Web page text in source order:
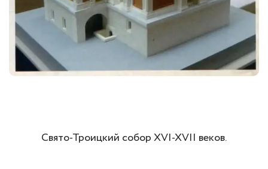
Свято-Троицкий собор XVI-XVII веков.